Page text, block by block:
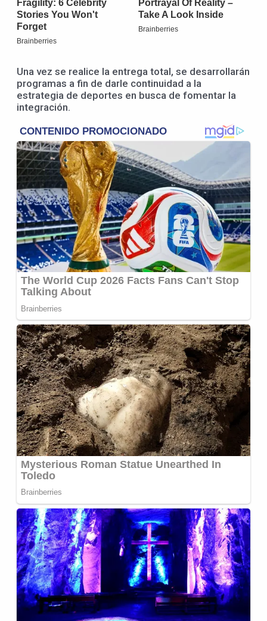
Una vez se realice la entrega total, se desarrollarán
programas a fin de darle continuidad a la
estrategia de deportes en busca de fomentar la
integración.